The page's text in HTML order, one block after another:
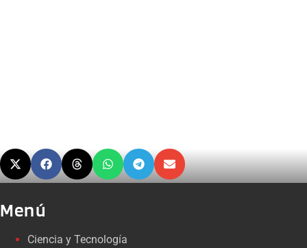
Menú
Ciencia y Tecnología